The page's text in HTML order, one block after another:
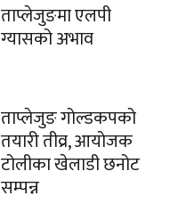
ताप्लेजुङमा एलपी
ग्यासको अभाव
ताप्लेजुङ गोल्डकपको
तयारी तीव्र, आयोजक
टोलीका खेलाडी छनोट
सम्पन्न